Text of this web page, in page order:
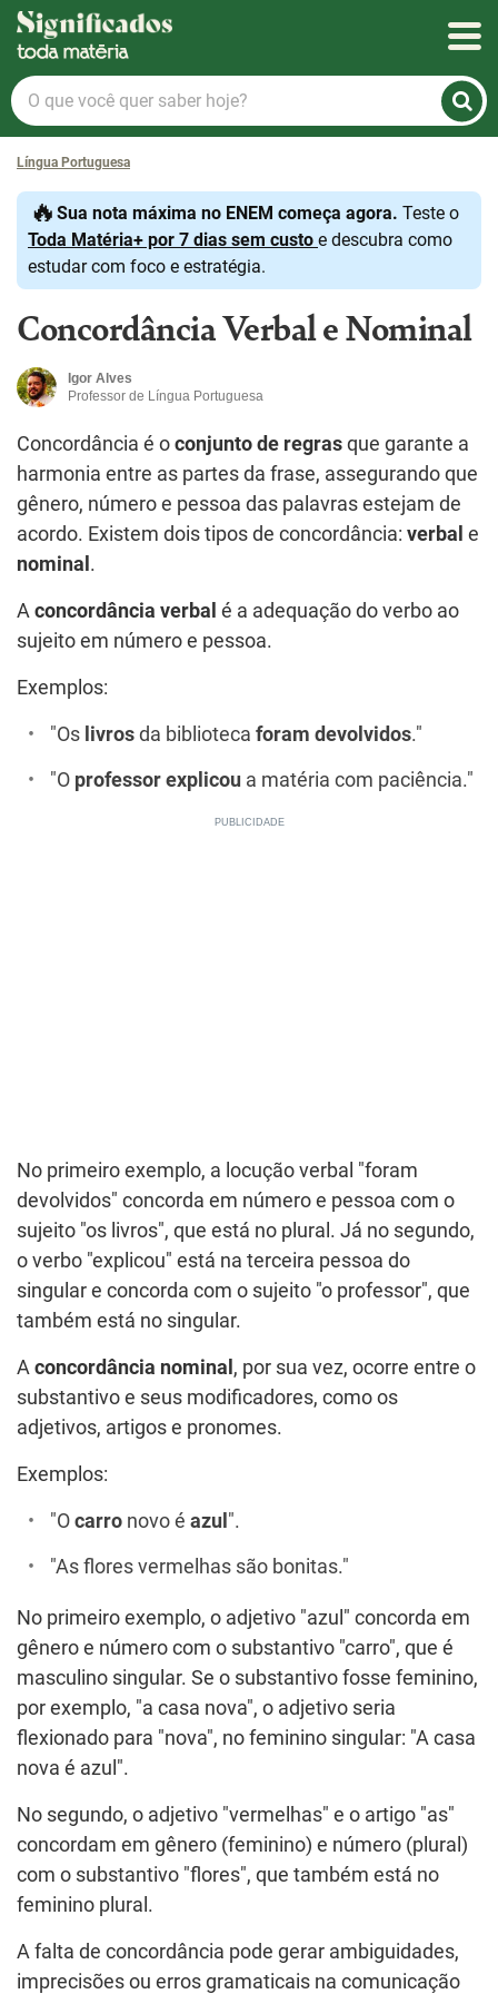
Significados
O
que
você
quer
saber
hoje?
Língua Portuguesa
🔥Sua nota máxima no ENEM começa agora. Teste o
Toda Matéria+ por 7 dias sem custo e descubra como
estudar com foco e estratégia.
Concordância Verbal e Nominal
Igor Alves
Professor de Língua Portuguesa
Concordância é o conjunto de regras que garante a
harmonia entre as partes da frase, assegurando que
gênero, número e pessoa das palavras estejam de
acordo. Existem dois tipos de concordância: verbal e
nominal .
A concordância verbal é a adequação do verbo ao
sujeito em número e pessoa.
Exemplos:
"Os livros da biblioteca foram devolvidos."
"O professor explicou a matéria com paciência."
No primeiro exemplo, a locução verbal "foram
devolvidos" concorda em número e pessoa com o
sujeito "os livros", que está no plural. Já no segundo,
o verbo "explicou" está na terceira pessoa do
singular e concorda com o sujeito "o professor", que
também está no singular.
A concordância nominal , por sua vez, ocorre entre o
substantivo e seus modificadores, como os
adjetivos, artigos e pronomes.
Exemplos:
"O carro novo é azul ".
"As flores vermelhas são bonitas."
No primeiro exemplo, o adjetivo "azul" concorda em
gênero e número com o substantivo "carro", que é
masculino singular. Se o substantivo fosse feminino,
por exemplo, "a casa nova", o adjetivo seria
flexionado para "nova", no feminino singular: "A casa
nova é azul".
No segundo, o adjetivo "vermelhas" e o artigo "as"
concordam em gênero (feminino) e número (plural)
com o substantivo "flores", que também está no
feminino plural.
A falta de concordância pode gerar ambiguidades,
imprecisões ou erros gramaticais na comunicação